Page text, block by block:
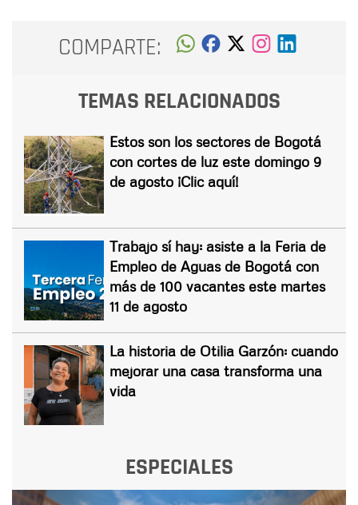
COMPARTE:
TEMAS RELACIONADOS
Estos son los sectores de Bogotá
con cortes de luz este domingo 9
de agosto ¡Clic aquí!
Trabajo sí hay: asiste a la Feria de
Empleo de Aguas de Bogotá con
más de 100 vacantes este martes
11 de agosto
La historia de Otilia Garzón: cuando
mejorar una casa transforma una
vida
ESPECIALES